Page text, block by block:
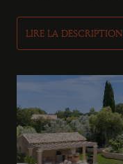
LIRE LA DESCRIPTION